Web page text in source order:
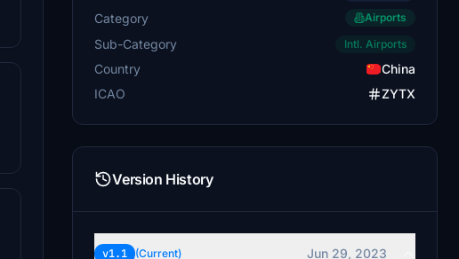
Category Airports
Sub-Category Intl. Airports
Country
China
ICAO
ZYTX
Version History
v1.1 (Current)
Jun 29, 2023